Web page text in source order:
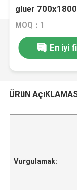
gluer 700x1800
MOQ：1
En iyi
ÜRüN
Vurgulamak: